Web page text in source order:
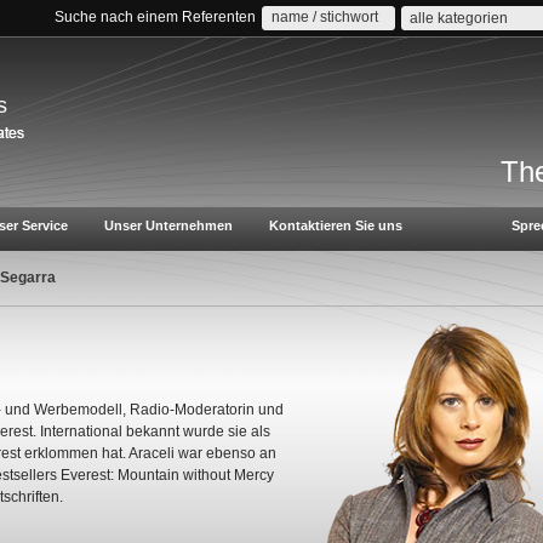
Suche nach einem Referenten alle kategorien
Service Unser Unternehmen Kontaktieren Sie uns
Werbemodell, Radio-Moderatorin und
International bekannt wurde sie als
erklommen hat. Araceli war ebenso an
Everest: Mountain without Mercy